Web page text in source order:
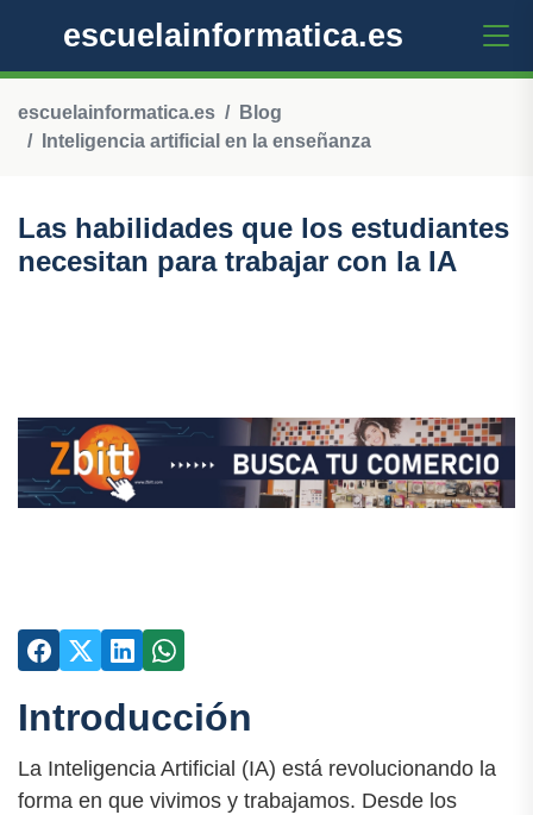
escuelainformatica.es
escuelainformatica.es
Blog
Inteligencia artificial en la enseñanza
Las habilidades que los estudiantes
necesitan para trabajar con la IA
Introducción
La Inteligencia Artificial (IA) está revolucionando la
forma en que vivimos y trabajamos. Desde los